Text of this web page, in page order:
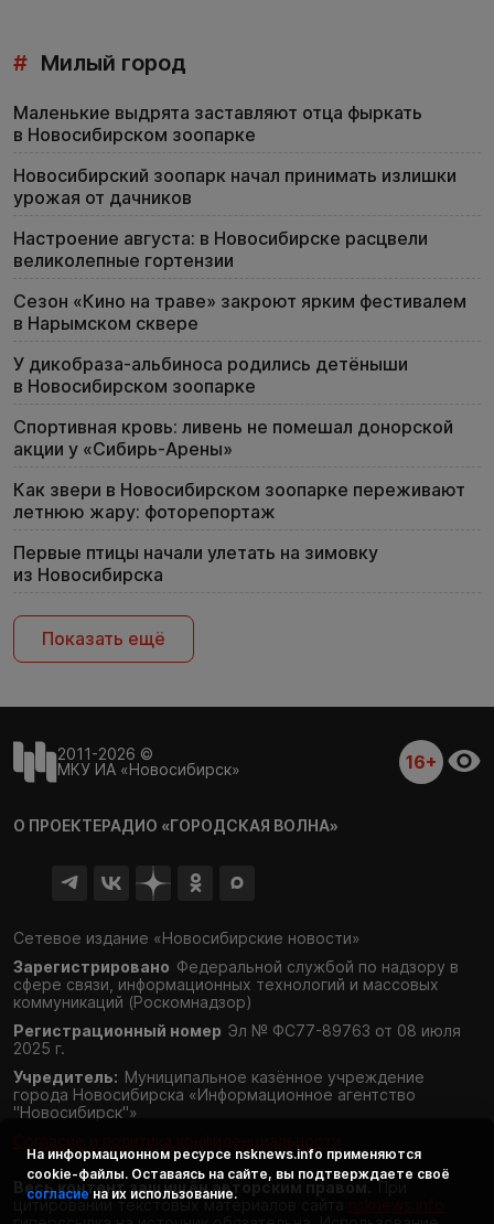
# Милый город
Маленькие выдрята заставляют отца фыркать
в Новосибирском зоопарке
Новосибирский зоопарк начал принимать излишки
урожая от дачников
Настроение августа: в Новосибирске расцвели
великолепные гортензии
Сезон «Кино на траве» закроют ярким фестивалем
в Нарымском сквере
У дикобраза-альбиноса родились детёныши
в Новосибирском зоопарке
Спортивная кровь: ливень не помешал донорской
акции у «Сибирь-Арены»
Как звери в Новосибирском зоопарке переживают
летнюю жару: фоторепортаж
Первые птицы начали улетать на зимовку
из Новосибирска
Показать ещё
2011-2026 ©
МКУ ИА «Новосибирск»
16+
О ПРОЕКТЕРАДИО «ГОРОДСКАЯ ВОЛНА»
Сетевое издание «Новосибирские новости»
Зарегистрировано Федеральной службой по надзору в
сфере связи, информационных технологий и массовых
коммуникаций (Роскомнадзор)
Регистрационный номер Эл № ФС77-89763 от 08 июля
2025 г.
Учредитель: Муниципальное казённое учреждение
города Новосибирска «Информационное агентство
"Новосибирск"»
Весь контент защищён авторским правом. При
цитировании текстовых материалов сайта
На информационном ресурсе nsknews.info применяются
cookie-файлы. Оставаясь на сайте, вы подтверждаете своё
согласие на их использование.